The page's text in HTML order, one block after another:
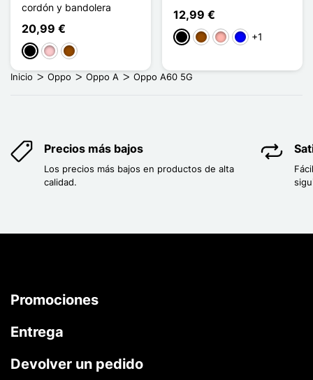
cordón y bandolera
20,99 €
NegroRosaMarrón
12,99 €
NegroMarrónOro rosa
Azul+1
Inicio Oppo Oppo A Oppo A60 5G
Precios más bajos
Los precios más bajos en productos de alta
calidad.
Promociones
Entrega
Devolver un pedido